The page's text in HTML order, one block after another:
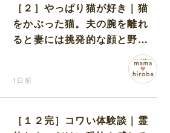
［２］やっぱり猫が好き｜猫
をかぶった猫。夫の腕を離れ
ると妻には挑発的な顔と野太
1日前
［１２完］コワい体験談｜霊